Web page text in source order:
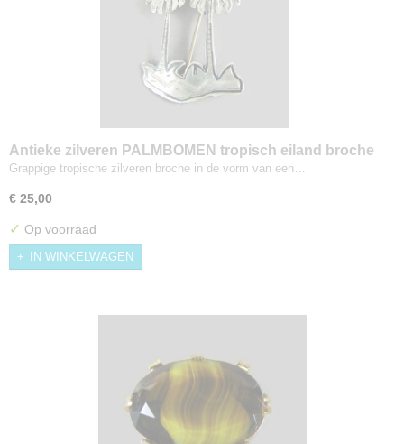
Antieke zilveren PALMBOMEN tropisch eiland broche
Grappige tropische zilveren broche in de vorm van een…
€ 25,00
✓ Op voorraad
IN WINKELWAGEN